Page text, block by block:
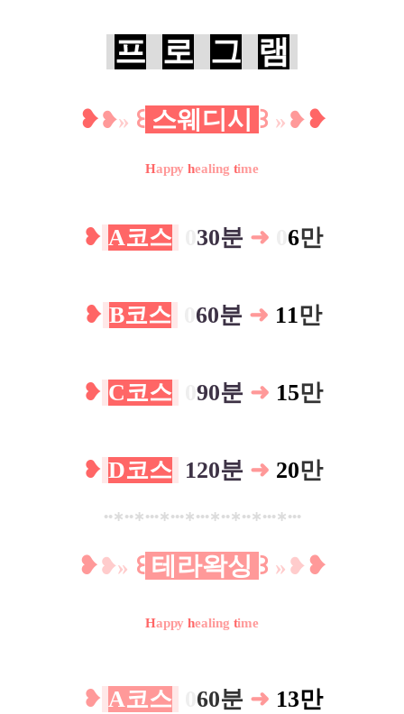
프 로 그 램
❥❥» ꒰스웨디시 ꒱ » ❥❥
Happyhealing time
❥ A코스 30분 ➜ 6만
❥ B코스 60분 ➜ 11만
❥ C코스 90분 ➜ 15만
❥ D코스 120분 ➜ 20만
••∗••∗•••∗•••∗•••∗••∗••∗•••∗•••
❥❥» ꒰ 테라왁싱 ꒱ » ❥ ❥
Happyhealing time
❥ A코스 60분 ➜ 13만